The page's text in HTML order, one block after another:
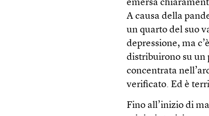
emersa
A causa della
un quarto del suo
depressione, ma
distribuirono su un
concentrata
verificato. Ed è
Fino all’inizio di